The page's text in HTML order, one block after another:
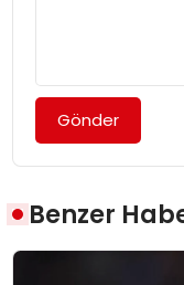
Gönder
Benzer